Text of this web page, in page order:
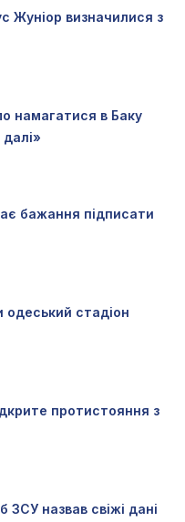
Жуніор визначилися з
намагатися в Баку
бажання підписати
одеський стадіон
протистояння з
назвав свіжі дані